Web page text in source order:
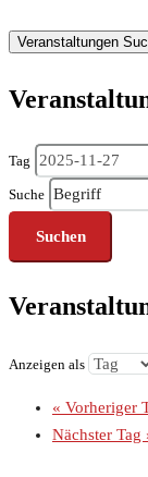
Veranstaltungen
Tag
Suche
Anzeigen als
« Vorheriger
Nächster Tag